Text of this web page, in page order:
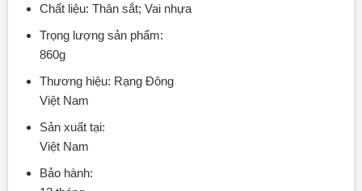
Chất liệu: Thân sắt; Vai nhựa
Trọng lượng sản phẩm:
860g
Thương hiệu: Rạng Đông
Việt Nam
Sản xuất tại:
Việt Nam
Bảo hành: